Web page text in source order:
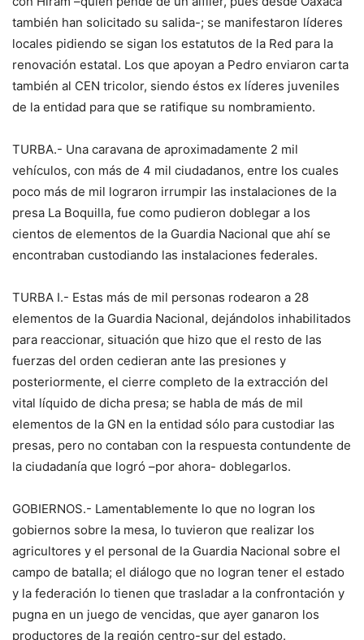
también han solicitado su salida-; se manifestaron líderes
locales pidiendo se sigan los estatutos de la Red para la
renovación estatal. Los que apoyan a Pedro enviaron carta
también al CEN tricolor, siendo éstos ex líderes juveniles
de la entidad para que se ratifique su nombramiento.
TURBA.- Una caravana de aproximadamente 2 mil
vehículos, con más de 4 mil ciudadanos, entre los cuales
poco más de mil lograron irrumpir las instalaciones de la
presa La Boquilla, fue como pudieron doblegar a los
cientos de elementos de la Guardia Nacional que ahí se
encontraban custodiando las instalaciones federales.
TURBA I.- Estas más de mil personas rodearon a 28
elementos de la Guardia Nacional, dejándolos inhabilitados
para reaccionar, situación que hizo que el resto de las
fuerzas del orden cedieran ante las presiones y
posteriormente, el cierre completo de la extracción del
vital líquido de dicha presa; se habla de más de mil
elementos de la GN en la entidad sólo para custodiar las
presas, pero no contaban con la respuesta contundente de
la ciudadanía que logró –por ahora- doblegarlos.
GOBIERNOS.- Lamentablemente lo que no logran los
gobiernos sobre la mesa, lo tuvieron que realizar los
agricultores y el personal de la Guardia Nacional sobre el
campo de batalla; el diálogo que no logran tener el estado
y la federación lo tienen que trasladar a la confrontación y
pugna en un juego de vencidas, que ayer ganaron los
productores de la región centro-sur del estado.